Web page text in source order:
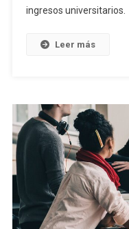
ingresos universitarios.
Leer más